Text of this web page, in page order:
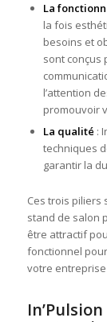
La
la fois
besoins et
sont conçus
l’attention
promouvoir
La qualité :
techniques
garantir la
Ces trois piliers
stand de salon
être attractif
fonctionnel
votre